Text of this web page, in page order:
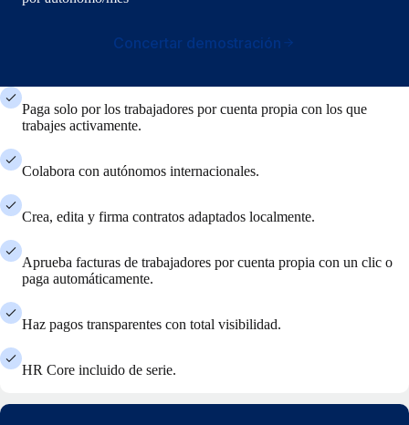
Concertar demostración
Paga solo por los trabajadores por cuenta propia con los que
trabajes activamente.
Colabora con autónomos internacionales.
Crea, edita y firma contratos adaptados localmente.
Aprueba facturas de trabajadores por cuenta propia con un clic o
paga automáticamente.
Haz pagos transparentes con total visibilidad.
HR Core incluido de serie.